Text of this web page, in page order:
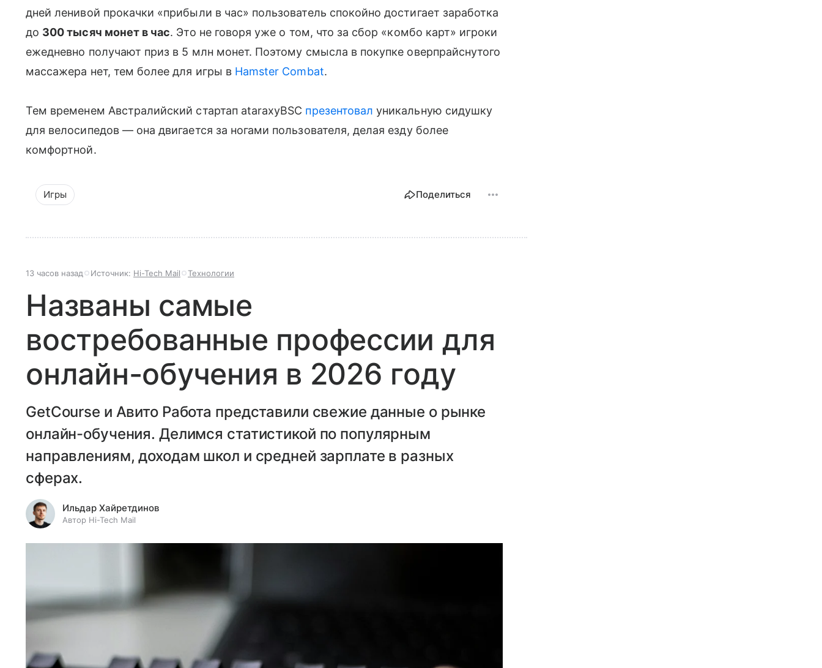
дней ленивой прокачки «прибыли в час» пользователь спокойно достигает заработка
до 300 тысяч монет в час. Это не говоря уже о том, что за сбор «комбо карт» игроки
ежедневно получают приз в 5 млн монет. Поэтому смысла в покупке оверпрайснутого
массажера нет, тем более для игры в Hamster Combat.
Тем временем Австралийский стартап ataraxyBSC презентовал уникальную сидушку
для велосипедов — она двигается за ногами пользователя, делая езду более
комфортной.
Игры Поделиться
13 часов назад Источник: Hi-Tech Mail Технологии
Названы самые
востребованные профессии для
онлайн-обучения в 2026 году
GetCourse и Авито Работа представили свежие данные о рынке
онлайн-обучения. Делимся статистикой по популярным
направлениям, доходам школ и средней зарплате в разных
сферах.
Ильдар Хайретдинов
Автор Hi-Tech Mail